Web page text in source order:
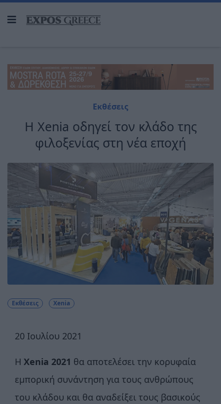
Εκθέσεις
H Xenia οδηγεί τον κλάδο της
φιλοξενίας στη νέα εποχή
Εκθέσεις Xenia
20 Ιουλίου 2021
Η Χenia 2021 θα αποτελέσει την κορυφαία
εμπορική συνάντηση για τους ανθρώπους
του κλάδου και θα αναδείξει τους βασικούς